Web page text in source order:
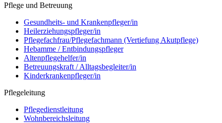
Pflege und Betreuung
Gesundheits- und Krankenpfleger/in
Heilerziehungspfleger/in
Pflegefachfrau/Pflegefachmann (Vertiefung Akutpflege)
Hebamme / Entbindungspfleger
Altenpflegehelfer/in
Betreuungskraft / Alltagsbegleiter/in
Kinderkrankenpfleger/in
Pflegeleitung
Pflegedienstleitung
Wohnbereichsleitung